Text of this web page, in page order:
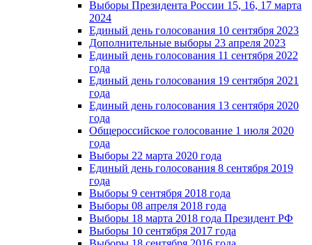
Выборы Президента России 15, 16, 17 марта
2024
Единый день голосования 10 сентября 2023
Дополнительные выборы 23 апреля 2023
Единый день голосования 11 сентября 2022
года
Единый день голосования 19 сентября 2021
года
Единый день голосования 13 сентября 2020
года
Общероссийское голосование 1 июля 2020
года
Выборы 22 марта 2020 года
Единый день голосования 8 сентября 2019
года
Выборы 9 сентября 2018 года
Выборы 08 апреля 2018 года
Выборы 18 марта 2018 года Президент РФ
Выборы 10 сентября 2017 года